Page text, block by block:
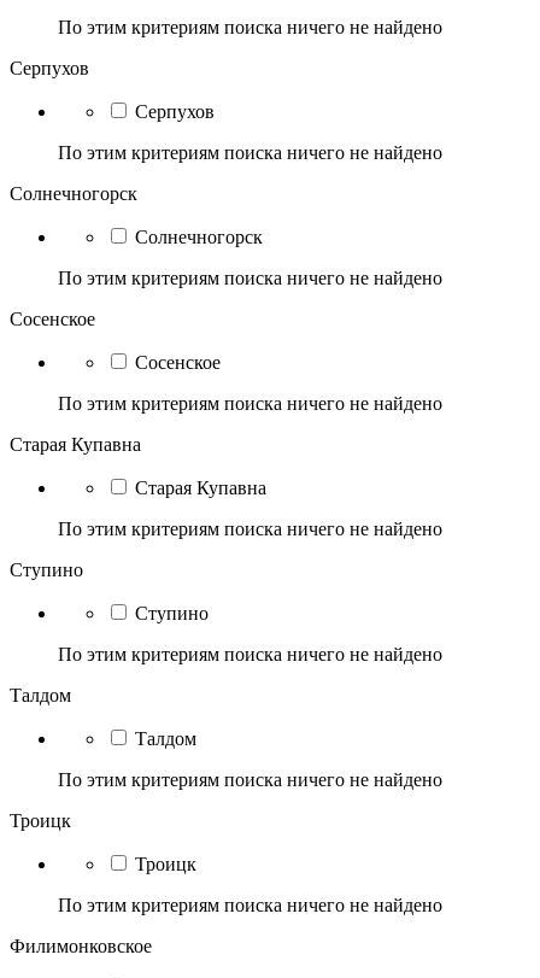
По этим критериям поиска ничего не найдено
Серпухов
Серпухов
По этим критериям поиска ничего не найдено
Солнечногорск
Солнечногорск
По этим критериям поиска ничего не найдено
Сосенское
Сосенское
По этим критериям поиска ничего не найдено
Старая Купавна
Старая Купавна
По этим критериям поиска ничего не найдено
Ступино
Ступино
По этим критериям поиска ничего не найдено
Талдом
Талдом
По этим критериям поиска ничего не найдено
Троицк
Троицк
По этим критериям поиска ничего не найдено
Филимонковское